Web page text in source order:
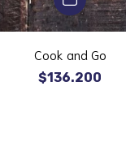
Cook and Go
$136.200